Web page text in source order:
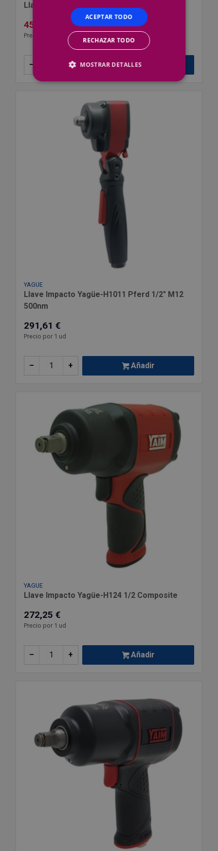
Llave Impacto Yagüe-B-1926 1/2"Kit 19,2v
452,24 € 526,35 €
Precio por 1 ud
+
– Añadir
YAGUE
Llave Impacto Yagüe-H1011 Pferd 1/2" M12
500nm
291,61 €
Precio por 1 ud
+
– Añadir
YAGUE
Llave Impacto Yagüe-H124 1/2 Composite
272,25 €
Precio por 1 ud
+
– Añadir
ACEPTAR TODO
RECHAZAR TODO
MOSTRAR DETALLES